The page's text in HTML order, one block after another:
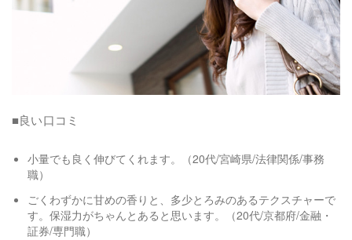
■良い口コミ
小量でも良く伸びてくれます。（20代/宮崎県/法律関係/事務
職）
ごくわずかに甘めの香りと、多少とろみのあるテクスチャーで
す。保湿力がちゃんとあると思います。（20代/京都府/金融・
証券/専門職）